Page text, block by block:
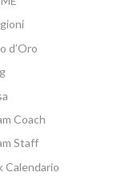
d’Oro
Coach
Staff
Calendario